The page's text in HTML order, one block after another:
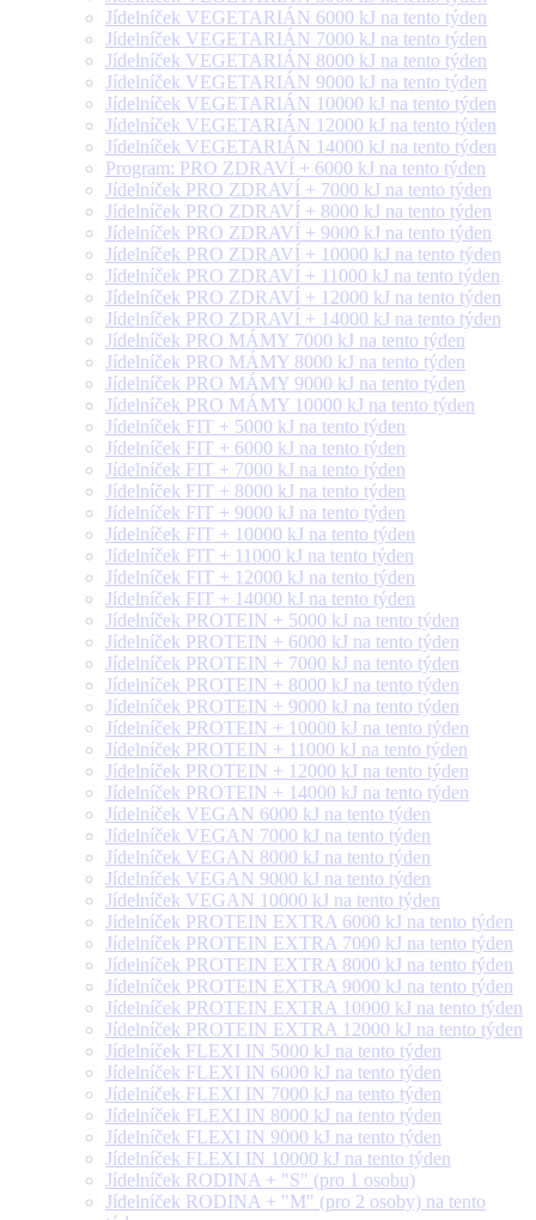
Jídelníček VEGETARIÁN 6000 kJ na tento týden
Jídelníček VEGETARIÁN 7000 kJ na tento týden
Jídelníček VEGETARIÁN 8000 kJ na tento týden
Jídelníček VEGETARIÁN 9000 kJ na tento týden
Jídelníček VEGETARIÁN 10000 kJ na tento týden
Jídelníček VEGETARIÁN 12000 kJ na tento týden
Jídelníček VEGETARIÁN 14000 kJ na tento týden
Program: PRO ZDRAVÍ + 6000 kJ na tento týden
Jídelníček PRO ZDRAVÍ + 7000 kJ na tento týden
Jídelníček PRO ZDRAVÍ + 8000 kJ na tento týden
Jídelníček PRO ZDRAVÍ + 9000 kJ na tento týden
Jídelníček PRO ZDRAVÍ + 10000 kJ na tento týden
Jídelníček PRO ZDRAVÍ + 11000 kJ na tento týden
Jídelníček PRO ZDRAVÍ + 12000 kJ na tento týden
Jídelníček PRO ZDRAVÍ + 14000 kJ na tento týden
Jídelníček PRO MÁMY 7000 kJ na tento týden
Jídelníček PRO MÁMY 8000 kJ na tento týden
Jídelníček PRO MÁMY 9000 kJ na tento týden
Jídelníček PRO MÁMY 10000 kJ na tento týden
Jídelníček FIT + 5000 kJ na tento týden
Jídelníček FIT + 6000 kJ na tento týden
Jídelníček FIT + 7000 kJ na tento týden
Jídelníček FIT + 8000 kJ na tento týden
Jídelníček FIT + 9000 kJ na tento týden
Jídelníček FIT + 10000 kJ na tento týden
Jídelníček FIT + 11000 kJ na tento týden
Jídelníček FIT + 12000 kJ na tento týden
Jídelníček FIT + 14000 kJ na tento týden
Jídelníček PROTEIN + 5000 kJ na tento týden
Jídelníček PROTEIN + 6000 kJ na tento týden
Jídelníček PROTEIN + 7000 kJ na tento týden
Jídelníček PROTEIN + 8000 kJ na tento týden
Jídelníček PROTEIN + 9000 kJ na tento týden
Jídelníček PROTEIN + 10000 kJ na tento týden
Jídelníček PROTEIN + 11000 kJ na tento týden
Jídelníček PROTEIN + 12000 kJ na tento týden
Jídelníček PROTEIN + 14000 kJ na tento týden
Jídelníček VEGAN 6000 kJ na tento týden
Jídelníček VEGAN 7000 kJ na tento týden
Jídelníček VEGAN 8000 kJ na tento týden
Jídelníček VEGAN 9000 kJ na tento týden
Jídelníček VEGAN 10000 kJ na tento týden
Jídelníček PROTEIN EXTRA 6000 kJ na tento týden
Jídelníček PROTEIN EXTRA 7000 kJ na tento týden
Jídelníček PROTEIN EXTRA 8000 kJ na tento týden
Jídelníček PROTEIN EXTRA 9000 kJ na tento týden
Jídelníček PROTEIN EXTRA 10000 kJ na tento týden
Jídelníček PROTEIN EXTRA 12000 kJ na tento týden
Jídelníček FLEXI IN 5000 kJ na tento týden
Jídelníček FLEXI IN 6000 kJ na tento týden
Jídelníček FLEXI IN 7000 kJ na tento týden
Jídelníček FLEXI IN 8000 kJ na tento týden
Jídelníček FLEXI IN 9000 kJ na tento týden
Jídelníček FLEXI IN 10000 kJ na tento týden
Jídelníček RODINA + "S" (pro 1 osobu)
Jídelníček RODINA + "M" (pro 2 osoby) na tento